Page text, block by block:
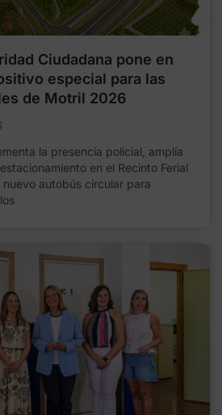
Ciudadana pone en
especial para las
de Motril 2026
la presencia policial, amplía
en el Recinto Ferial
autobús circular para